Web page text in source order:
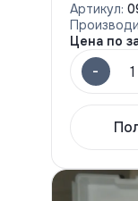
Артикул:
Цена по
- 1